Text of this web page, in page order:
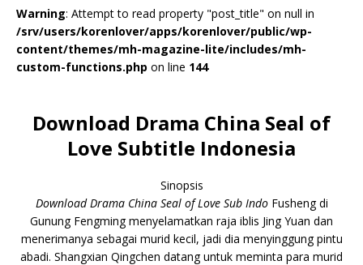
Warning: Attempt to read property "post_title" on null in
/srv/users/korenlover/apps/korenlover/public/wp-
content/themes/mh-magazine-lite/includes/mh-
custom-functions.php on line 144
Download Drama China Seal of
Love Subtitle Indonesia
Sinopsis
Download Drama China Seal of Love Sub IndoFusheng di
Gunung Fengming menyelamatkan raja iblis Jing Yuan dan
menerimanya sebagai murid kecil, jadi dia menyinggung pintu
abadi. Shangxian Qingchen datang untuk meminta para murid